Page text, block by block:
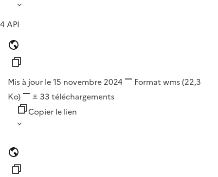
4 API
Mis à jour le 15 novembre 2024 Format wms(22,3
Ko)
33 téléchargements
Copier le lien